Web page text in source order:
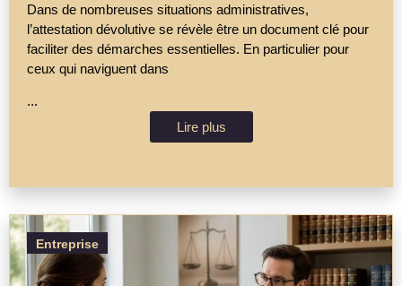
Dans de nombreuses situations administratives,
l’attestation dévolutive se révèle être un document clé pour
faciliter des démarches essentielles. En particulier pour
ceux qui naviguent dans
...
Lire plus
Entreprise